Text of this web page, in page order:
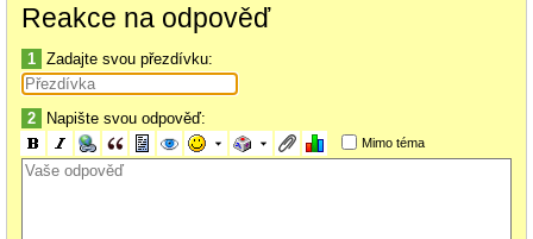
Reakce na odpověď
1 Zadajte svou přezdívku:
2 Napište svou odpověď:
Mimo téma